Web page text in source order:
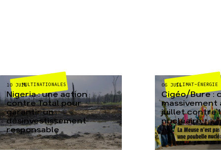
MULTINATIONALES
10 JUIL
Nigeria : une action
contre Total pour
garantir un
désinvestissement
responsable
CLIMAT-ÉNERGIE
06 JUIL
Cigéo/Bure :
massivement
juillet contre
nucléaire